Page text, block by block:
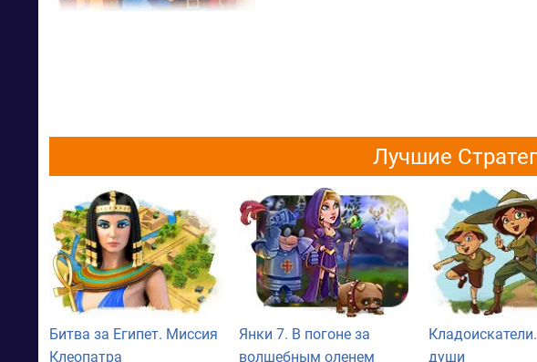
Лучшие
Битва за Египет. Миссия
Клеопатра
Янки 7. В погоне за
волшебным оленем
души